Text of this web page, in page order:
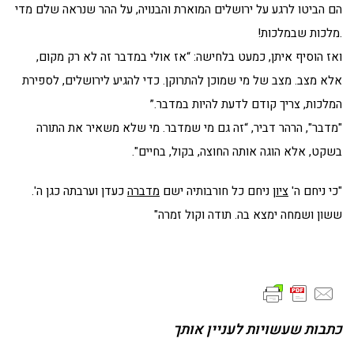
הם הביטו לרגע על ירושלים המוארת והבנויה, על ההר שנראה שלם מדי
.מלכות שבמלכות!
ואז הוסיף איתן, כמעט בלחישה: “אז אולי במדבר זה לא רק מקום,
אלא מצב. מצב של מי שמוכן להתרוקן. כדי להגיע לירושלים, לספירת
המלכות, צריך קודם לדעת להיות במדבר.”
"מדבר", הרהר דביר, “זה גם מי שמדבר. מי שלא משאיר את התורה
בשקט, אלא הוגה אותה החוצה, בקול, בחיים".
"כי ניחם ה'ציוןניחם כל חורבותיה ישם מדברהכעדן וערבתה כגן ה'.
ששון ושמחה ימצא בה. תודה וקול זמרה"
כתבות שעשויות לעניין אותך